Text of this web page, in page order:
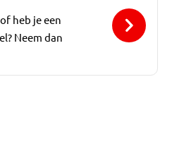
heb je een
Neem dan